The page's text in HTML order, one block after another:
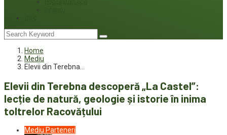
Home
Mediu
Elevii din Terebna…
Elevii din Terebna descoperă „La Castel”:
lecție de natură, geologie și istorie în inima
toltrelor Racovățului
Mediu Parteneri